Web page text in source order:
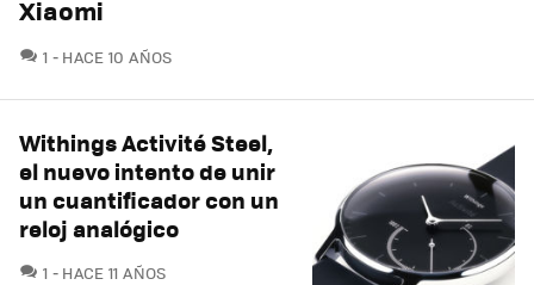
Xiaomi
1 COMENTARIOS
HACE 10 AÑOS
Withings Activité Steel,
el nuevo intento de unir
un cuantificador con un
reloj analógico
1 COMENTARIOS
HACE 11 AÑOS